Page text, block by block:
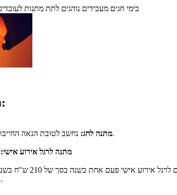
בימי חגים מעבידים נוהגים לתת מתנות
מתנות לעובדים:
מתנה לחג:נחשב לטובת הנאה החייבת במס ולכן יש לייחס שווי למס במשכורת בגין המתנה/שי לחג.
מתנה לרגל אירוע אישי:
במשכורת בידי מקבלה.